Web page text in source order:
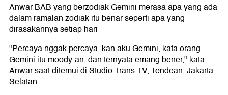
Anwar BAB yang berzodiak Gemini merasa apa yang ada
dalam ramalan zodiak itu benar seperti apa yang
dirasakannya setiap hari
"Percaya nggak percaya, kan aku Gemini, kata orang
Gemini itu moody-an, dan ternyata emang bener," kata
Anwar saat ditemui di Studio Trans TV, Tendean, Jakarta
Selatan.